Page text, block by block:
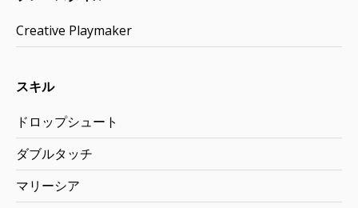
Creative Playmaker
スキル
ドロップシュート
ダブルタッチ
マリーシア